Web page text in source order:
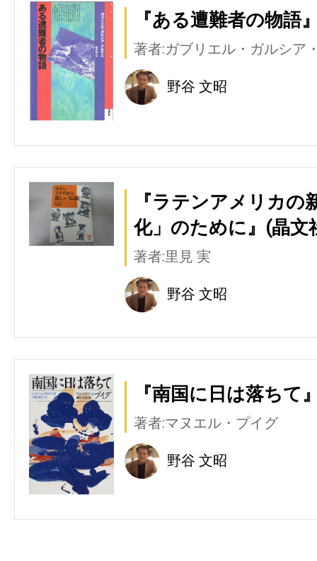
『ある遭難者の物語
著者:ガブリエル・ガルシア
野谷 文昭
『ラテンアメリカ
化」のために』(晶文
著者:里見 実
野谷 文昭
『南国に日は落ちて
著者:マヌエル・プイグ
野谷 文昭